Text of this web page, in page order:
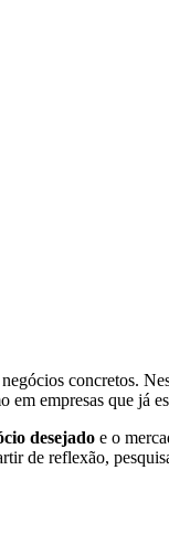
concretos.
em empresas que já
desejado e o
de reflexão,